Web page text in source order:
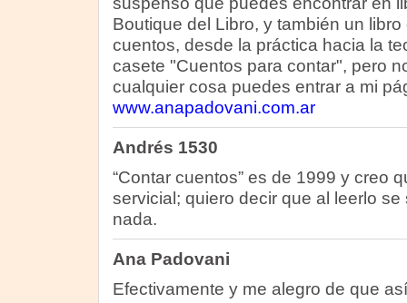
Boutique del Libro, y también un
cuentos, desde la práctica hacia la
casete "Cuentos para contar", pero
cualquier cosa puedes entrar a mi
www.anapadovani.com.ar
Andrés 1530
“Contar cuentos” es de 1999 y creo
servicial; quiero decir que al leerlo
nada.
Ana Padovani
Efectivamente y me alegro de que